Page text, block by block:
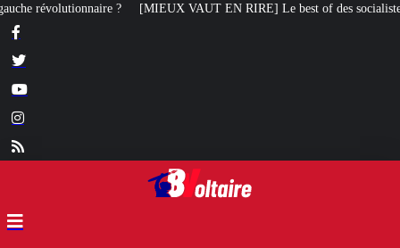
EN RIRE] Le best of des socialistes Tiersen, Sagazan, Gardin,